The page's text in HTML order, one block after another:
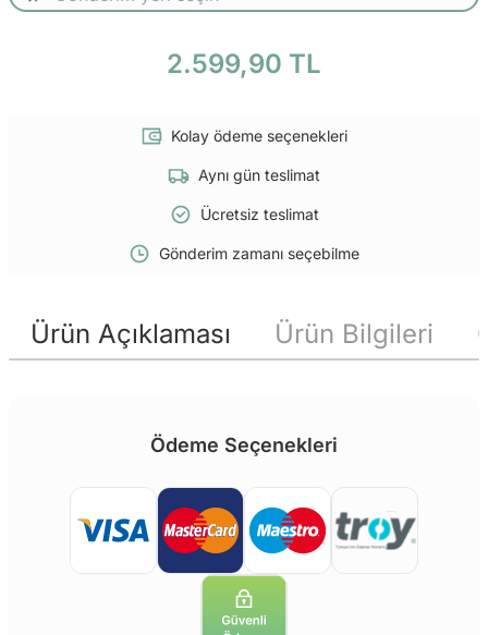
2.599,90 TL
Kolay ödeme seçenekleri
Aynı gün teslimat
Ücretsiz teslimat
Gönderim zamanı seçebilme
Ürün Açıklaması Ürün Bilgileri
Ödeme Seçenekleri